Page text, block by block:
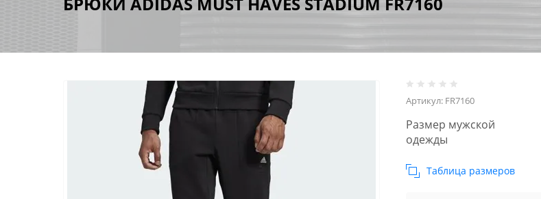
Артикул: FR7160
Размер мужской
одежды
Таблица размеров